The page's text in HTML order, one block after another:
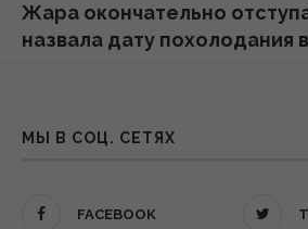
"адских санкций" против РФ
Жара окончательно
назвала дату похолодания
После адских +40°C
МЫ В СОЦ. СЕТЯХ
FACEBOOK